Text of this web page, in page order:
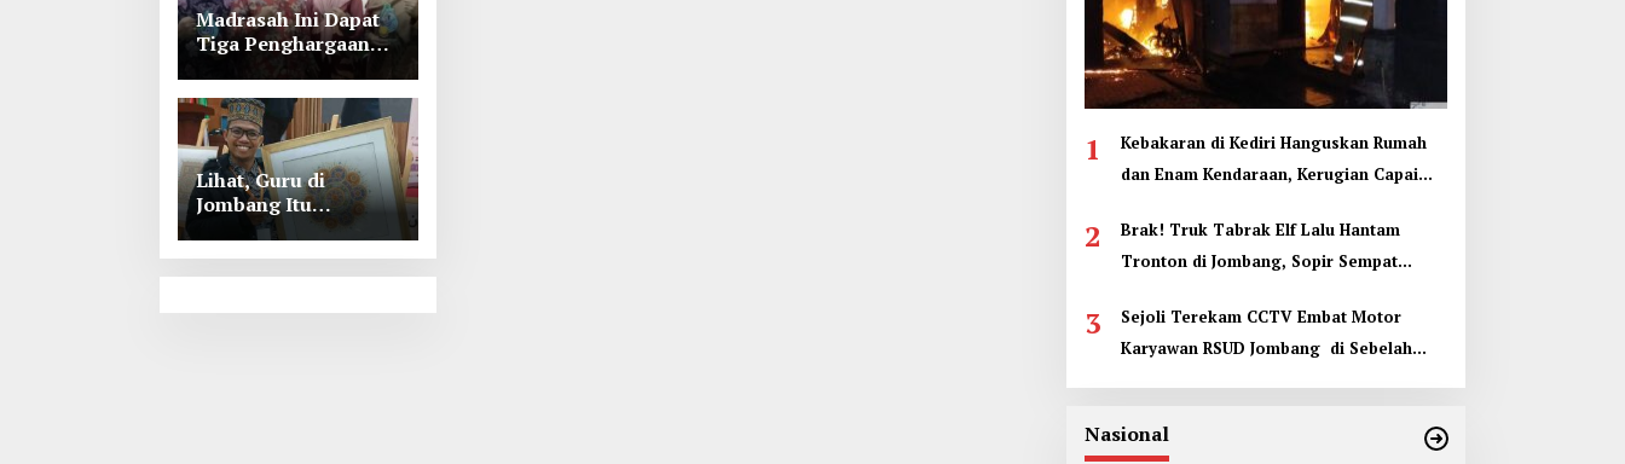
Madrasah Ini Dapat
Tiga Penghargaan
Jombang
Lihat, Guru di
Jombang Itu
Menunjukkan Hasil
Prestasinya di
Kancah
1
Kebakaran di Kediri Hanguskan Rumah
dan Enam Kendaraan, Kerugian Capai
2
Brak! Truk Tabrak Elf Lalu Hantam
Tronton di Jombang, Sopir Sempat
3
Sejoli Terekam CCTV Embat Motor
Karyawan RSUD Jombang di Sebelah
Nasional